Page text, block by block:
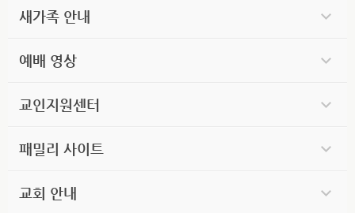
새가족 안내
예배 영상
교인지원센터
패밀리 사이트
교회 안내